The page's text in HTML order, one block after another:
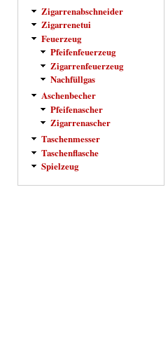
Zigarrenabschneider
Zigarrenetui
Feuerzeug
Pfeifenfeuerzeug
Zigarrenfeuerzeug
Nachfüllgas
Aschenbecher
Pfeifenascher
Zigarrenascher
Taschenmesser
Taschenflasche
Spielzeug